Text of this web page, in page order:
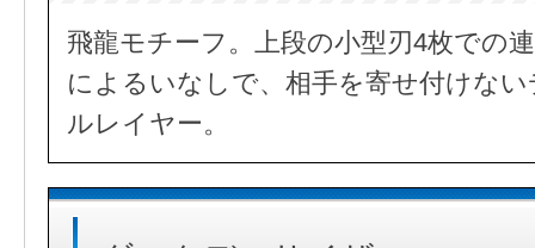
飛龍モチーフ。上段の小型刃4枚での
によるいなしで、相手を寄せ付けな
ルレイヤー。